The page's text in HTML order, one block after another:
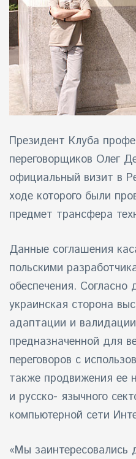
Президент Клуба
переговорщиков Олег
официальный визит в
ходе которого были
предмет трансфера
Данные соглашения
польскими
обеспечения. Согласно
украинская сторона
адаптации и
предназначенной для
переговоров с
также продвижения ее
и русско- язычного
компьютерной сети
«Мы